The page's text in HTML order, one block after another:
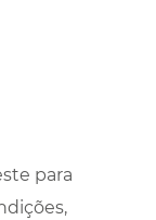
para